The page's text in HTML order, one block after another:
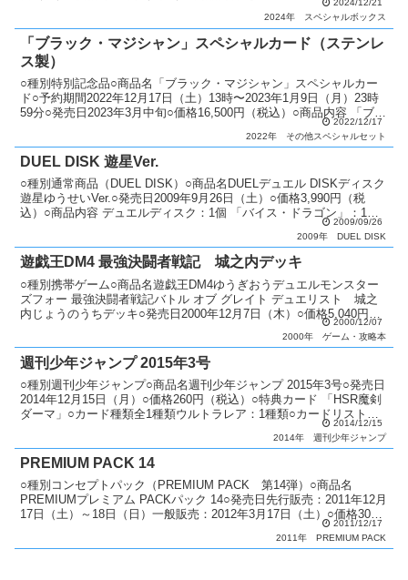
2024/12/21
2024年
スペシャルボックス
「ブラック・マジシャン」スペシャルカード（ステンレ
ス製）
○種別特別記念品○商品名「ブラック・マジシャン」スペシャルカー
ド○予約期間2022年12月17日（土）13時〜2023年1月9日（月）23時
59分○発売日2023年3月中旬○価格16,500円（税込）○商品内容 「ブラ
2022/12/17
2022年
その他スペシャルセット
DUEL DISK 遊星Ver.
○種別通常商品（DUEL DISK）○商品名DUELデュエル DISKディスク
遊星ゆうせいVer.○発売日2009年9月26日（土）○価格3,990円（税
込）○商品内容 デュエルディスク：1個 「バイス・ドラゴン」：1枚
2009/09/26
2009年
DUEL DISK
遊戯王DM4 最強決闘者戦記 城之内デッキ
○種別携帯ゲーム○商品名遊戯王DM4ゆうぎおうデュエルモンスター
ズフォー 最強決闘者戦記バトル オブ グレイト デュエリスト 城之
内じょうのうちデッキ○発売日2000年12月7日（木）○価格5,040円
2000/12/07
2000年
ゲーム・攻略本
週刊少年ジャンプ 2015年3号
○種別週刊少年ジャンプ○商品名週刊少年ジャンプ 2015年3号○発売日
2014年12月15日（月）○価格260円（税込）○特典カード 「HSR魔剣
ダーマ」○カード種類全1種類ウルトラレア：1種類○カードリスト週
2014/12/15
2014年
週刊少年ジャンプ
PREMIUM PACK 14
○種別コンセプトパック（PREMIUM PACK 第14弾）○商品名
PREMIUMプレミアム PACKパック 14○発売日先行販売：2011年12月
17日（土）～18日（日）一般販売：2012年3月17日（土）○価格300
2011/12/17
2011年
PREMIUM PACK